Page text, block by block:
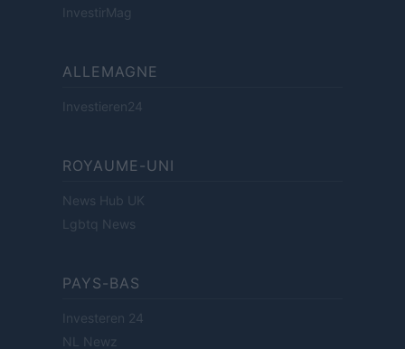
InvestirMag
ALLEMAGNE
Investieren24
ROYAUME-UNI
News Hub UK
Lgbtq News
PAYS-BAS
Investeren 24
NL Newz